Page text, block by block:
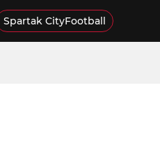
Spartak CityFootball